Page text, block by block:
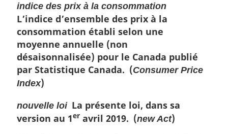
indice des prix à la consommation
L’indice d’ensemble des prix à la
consommation établi selon une
moyenne annuelle (non
désaisonnalisée) pour le Canada publié
par Statistique Canada. (Consumer Price
Index)
nouvelle loiLa présente loi, dans sa
version au 1er avril 2019. (new Act)